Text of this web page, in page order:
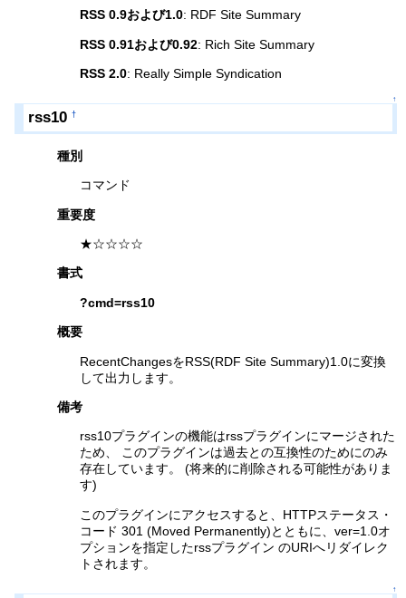
RSS 0.9および1.0: RDF Site Summary
RSS 0.91および0.92: Rich Site Summary
RSS 2.0: Really Simple Syndication
↑
rss10 †
種別
コマンド
重要度
★☆☆☆☆
書式
?cmd=rss10
概要
RecentChangesをRSS(RDF Site Summary)1.0に変換
して出力します。
備考
rss10プラグインの機能はrssプラグインにマージされた
ため、 このプラグインは過去との互換性のためにのみ
存在しています。 (将来的に削除される可能性がありま
す)
このプラグインにアクセスすると、HTTPステータス・
コード 301 (Moved Permanently)とともに、ver=1.0オ
プションを指定したrssプラグイン のURIへリダイレク
トされます。
↑